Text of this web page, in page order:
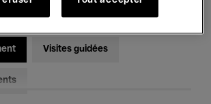
Kids’ Palace
Visites guidées